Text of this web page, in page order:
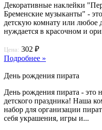
Декоративные наклейки
Бременские музыканты" -
детскую комнату или любое
нуждается в красочном и
Цена: 302 ₽
Подробнее »
День рождения пирата
День рождения пирата - это
детского праздника! Наша
набор для организации
себя украшения, игры и...